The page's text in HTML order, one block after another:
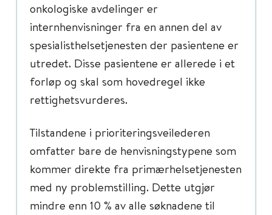
onkologiske avdelinger er
internhenvisninger fra en annen del av
spesialisthelsetjenesten der pasientene er
utredet. Disse pasientene er allerede i et
forløp og skal som hovedregel ikke
rettighetsvurderes.
Tilstandene i prioriteringsveilederen
omfatter bare de henvisningstypene som
kommer direkte fra primærhelsetjenesten
med ny problemstilling. Dette utgjør
mindre enn 10 % av alle søknadene til